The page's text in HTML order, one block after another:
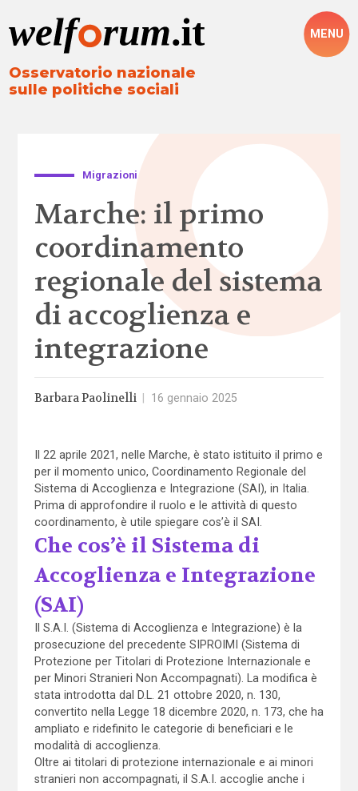
Osservatorio nazionale
sulle politiche sociali
MENU
Migrazioni
Marche: il primo
coordinamento
regionale del sistema
di accoglienza e
integrazione
Barbara Paolinelli 16 gennaio 2025
Il 22 aprile 2021, nelle Marche, è stato istituito il primo e
per il momento unico, Coordinamento Regionale del
Sistema di Accoglienza e Integrazione (SAI), in Italia.
Prima di approfondire il ruolo e le attività di questo
coordinamento, è utile spiegare cos’è il SAI.
Che cos’è il Sistema di
Accoglienza e Integrazione
(SAI)
Il S.A.I. (Sistema di Accoglienza e Integrazione) è la
prosecuzione del precedente SIPROIMI (Sistema di
Protezione per Titolari di Protezione Internazionale e
per Minori Stranieri Non Accompagnati). La modifica è
stata introdotta dal D.L. 21 ottobre 2020, n. 130,
convertito nella Legge 18 dicembre 2020, n. 173, che ha
ampliato e ridefinito le categorie di beneficiari e le
modalità di accoglienza.
Oltre ai titolari di protezione internazionale e ai minori
stranieri non accompagnati, il S.A.I. accoglie anche i